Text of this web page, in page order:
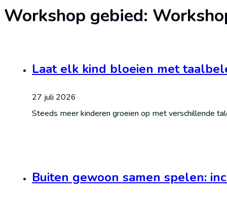
Workshop gebied:
Laat elk kind bloeien met
27 juli 2026
Steeds meer kinderen groeien op met verschillende
Buiten gewoon samen spelen: